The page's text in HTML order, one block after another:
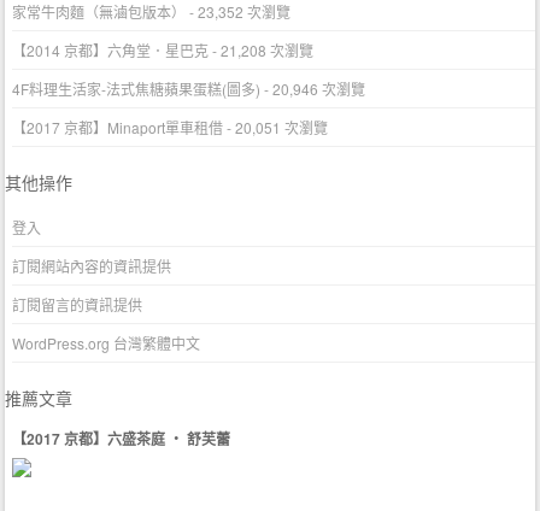
家常牛肉麵（無滷包版本）
- 23,352 次瀏覽
【2014 京都】六角堂．星巴克- 21,208 次瀏覽
4F料理生活家-法式焦糖蘋果蛋糕(圖多) - 20,946 次瀏覽
【2017 京都】Minaport單車租借- 20,051 次瀏覽
其他操作
登入
訂閱網站內容的資訊提供
訂閱留言的資訊提供
WordPress.org 台灣繁體中文
推薦文章
【2017 京都】六盛茶庭 ‧ 舒芙蕾